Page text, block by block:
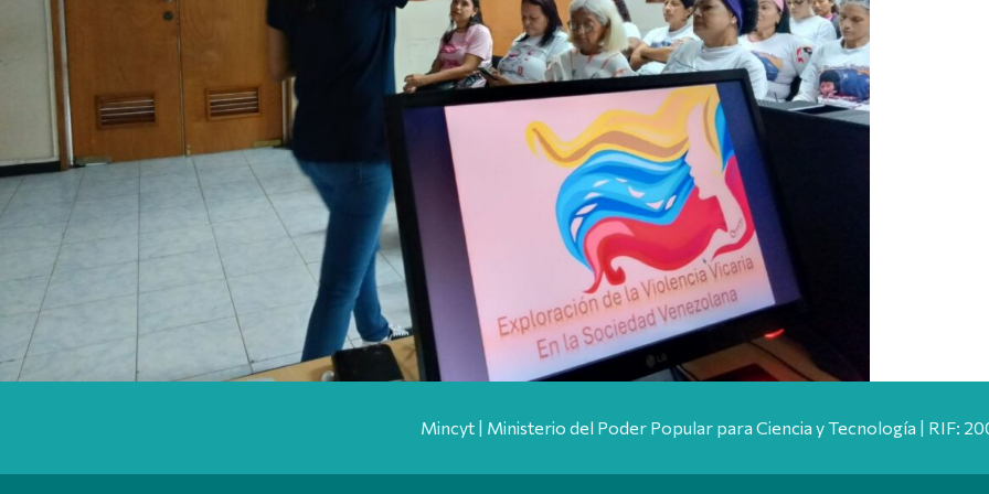
Mincyt | Ministerio del Poder Popular para Ciencia y Tecnología | RIF: